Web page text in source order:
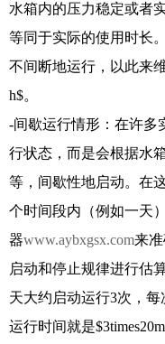
水箱内的压力稳定或者
等同于实际的使用时长
不间断地运行，以此来
h$。
-间歇运行情形：在许多
行状态，而是会根据水
等，间歇性地启动。在
个时间段内（例如一天
器www.aybxgsx.com来
启动和停止规律进行估
天大约启动运行3次，
运行时间就是